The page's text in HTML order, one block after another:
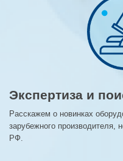
Экспертиза и
Расскажем о новинках
зарубежного производителя,
РФ.